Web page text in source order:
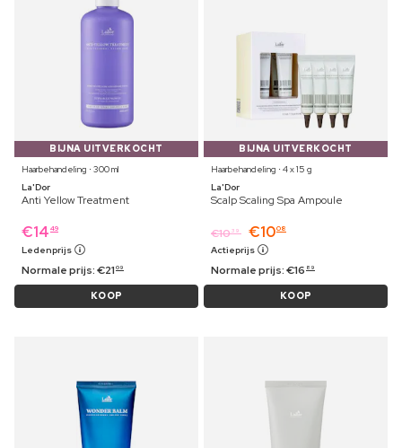
BIJNA UITVERKOCHT
Haarbehandeling ⋅ 300 ml
La'Dor
Anti Yellow Treatment
€14 49
Ledenprijs
Normale prijs:€21 09
KOOP
BIJNA UITVERKOCHT
Haarbehandeling ⋅ 4 x 15 g
La'Dor
Scalp Scaling Spa Ampoule
€1039 €1008
Actieprijs
Normale prijs:€16 89
KOOP